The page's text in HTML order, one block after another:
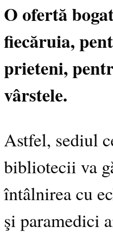
O ofertă
fiecăruia,
prieteni,
vârstele.
Astfel, sediul
bibliotecii va
întâlnirea cu
şi paramedici